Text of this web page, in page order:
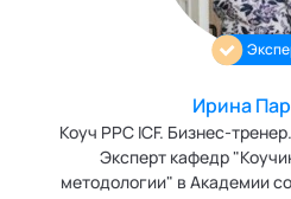
Ирина
Коуч РРС ICF. Бизнес-
Эксперт кафедр
методологии" в Академии